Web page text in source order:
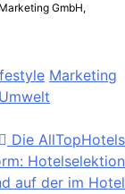
GmbH,
Marketing
Umwelt
Die AllTopHotels
Hotelselektion
auf der im Hotel